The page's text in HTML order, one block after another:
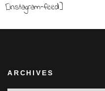
[instagram-feed]
ARCHIVES